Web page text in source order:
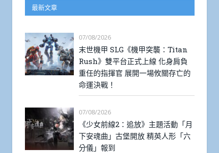
最新文章
07/08/2026
末世機甲 SLG《機甲突襲：Titan
Rush》雙平台正式上線 化身肩負
重任的指揮官 展開一場攸關存亡的
命運決戰！
07/08/2026
《少女前線2：追放》主題活動「月
下安魂曲」古堡開放 精英人形「六
分儀」報到